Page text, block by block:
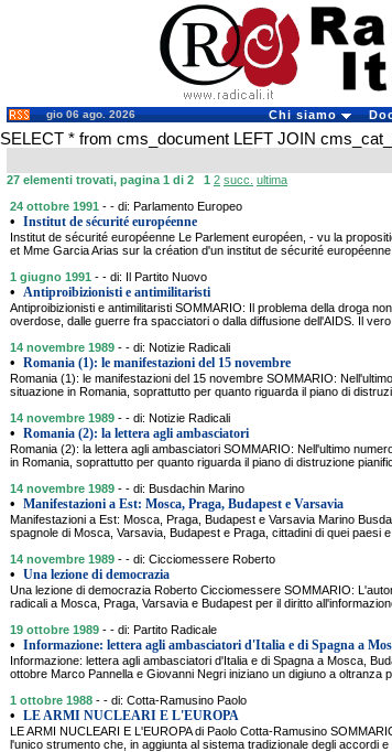
gio 06 ago. 2026 Chi siamo
SELECT * from cms_document LEFT JOIN
27 elementi trovati, pagina 1 di 2 1 2 succ. ultima
24 ottobre 1991 - - di: Parlamento Europeo
• Institut de sécurité européenne
Institut de sécurité européenne Le Parlement européen, - vu la
et Mme Garcia Arias sur la création d'un institut de sécurité
1 giugno 1991 - - di: Il Partito Nuovo
• Antiproibizionisti e antimilitaristi
Antiproibizionisti e antimilitaristi SOMMARIO: Il problema della droga
overdose, dalle guerre fra spacciatori o dalla diffusione dell'AIDS. Il
14 novembre 1989 - - di: Notizie Radicali
• Romania (1): le manifestazioni del 15 novembre
Romania (1): le manifestazioni del 15 novembre SOMMARIO:
situazione in Romania, soprattutto per quanto riguarda il piano di
14 novembre 1989 - - di: Notizie Radicali
• Romania (2): la lettera agli ambasciatori
Romania (2): la lettera agli ambasciatori SOMMARIO: Nell'ultimo
in Romania, soprattutto per quanto riguarda il piano di distruzione
14 novembre 1989 - - di: Busdachin Marino
• Manifestazioni a Est: Mosca, Praga, Budapest e Varsavia
Manifestazioni a Est: Mosca, Praga, Budapest e Varsavia Marino
spagnole di Mosca, Varsavia, Budapest e Praga, cittadini di quei paesi
14 novembre 1989 - - di: Cicciomessere Roberto
• Una lezione di democrazia
Una lezione di democrazia Roberto Cicciomessere SOMMARIO:
radicali a Mosca, Praga, Varsavia e Budapest per il diritto
19 ottobre 1989 - - di: Partito Radicale
• Informazione: lettera agli ambasciatori d'Italia e di Spagna a
Informazione: lettera agli ambasciatori d'Italia e di Spagna a Mosca,
ottobre Marco Pannella e Giovanni Negri iniziano un digiuno a oltranza
1 ottobre 1988 - - di: Cotta-Ramusino Paolo
• LE ARMI NUCLEARI E L'EUROPA
LE ARMI NUCLEARI E L'EUROPA di Paolo Cotta-Ramusino
l'unico strumento che, in aggiunta al sistema tradizionale degli accordi